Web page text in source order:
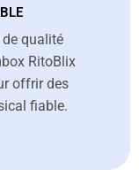
qualité
RitoBlix
offrir des
fiable.